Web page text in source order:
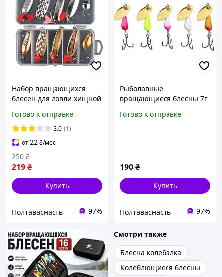
Набор вращающихся
блёсен для ловли хищной
Готово к отправке
3.0 (1)
от22₴/мес
219₴
250 ₴
Купить
Полтаваснасть 97%
Рыболовные
вращающиеся блесны 7г
спиннеры для хищника
Готово к отправке
190₴
Купить
Полтаваснасть 97%
Смотри также
Блесна колебалка
Колеблющиеся блесны